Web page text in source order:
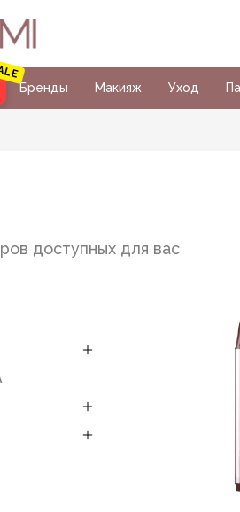
Бренды Макияж Уход
доступных для вас